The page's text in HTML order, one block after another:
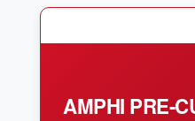
AMPHI PRE-